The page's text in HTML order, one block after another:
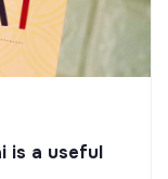
is a useful